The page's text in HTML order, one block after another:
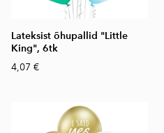
Lateksist õhupallid "Little
King", 6tk
4,07 €